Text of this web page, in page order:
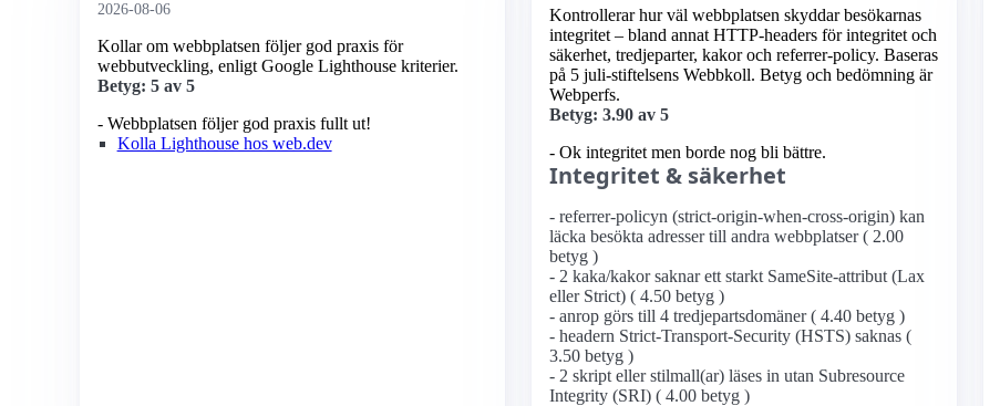
2026-08-06
Kollar om webbplatsen följer god praxis för
webbutveckling, enligt Google Lighthouse kriterier.
Betyg: 5 av 5
- Webbplatsen följer god praxis fullt ut!
Kolla Lighthouse hos web.dev
Kontrollerar hur väl webbplatsen skyddar besökarnas
integritet – bland annat HTTP-headers för integritet och
säkerhet, tredjeparter, kakor och referrer-policy. Baseras
på 5 juli-stiftelsens Webbkoll. Betyg och bedömning är
Webperfs.
Betyg: 3.90 av 5
- Ok integritet men borde nog bli bättre.
Integritet & säkerhet
- referrer-policyn (strict-origin-when-cross-origin) kan
läcka besökta adresser till andra webbplatser ( 2.00
betyg )
- 2 kaka/kakor saknar ett starkt SameSite-attribut (Lax
eller Strict) ( 4.50 betyg )
- anrop görs till 4 tredjepartsdomäner ( 4.40 betyg )
- headern Strict-Transport-Security (HSTS) saknas (
3.50 betyg )
- 2 skript eller stilmall(ar) läses in utan Subresource
Integrity (SRI) ( 4.00 betyg )